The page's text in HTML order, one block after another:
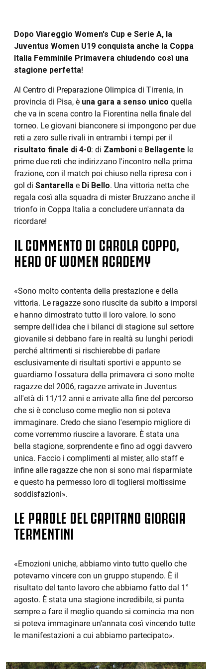
Dopo Viareggio Women's Cup e Serie A, la
Juventus Women U19 conquista anche la Coppa
Italia Femminile Primavera chiudendo così una
stagione perfetta!
Al Centro di Preparazione Olimpica di Tirrenia, in
provincia di Pisa, è una gara a senso unico quella
che va in scena contro la Fiorentina nella finale del
torneo. Le giovani bianconere si impongono per due
reti a zero sulle rivali in entrambi i tempi per il
risultato finale di 4-0: di Zamboni e Bellagente le
prime due reti che indirizzano l'incontro nella prima
frazione, con il match poi chiuso nella ripresa con i
gol di Santarella e Di Bello. Una vittoria netta che
regala così alla squadra di mister Bruzzano anche il
trionfo in Coppa Italia a concludere un'annata da
ricordare!
IL COMMENTO DI CAROLA COPPO,
HEAD OF WOMEN ACADEMY
«Sono molto contenta della prestazione e della
vittoria. Le ragazze sono riuscite da subito a imporsi
e hanno dimostrato tutto il loro valore. Io sono
sempre dell'idea che i bilanci di stagione sul settore
giovanile si debbano fare in realtà su lunghi periodi
perché altrimenti si rischierebbe di parlare
esclusivamente di risultati sportivi e appunto se
guardiamo l'ossatura della primavera ci sono molte
ragazze del 2006, ragazze arrivate in Juventus
all'età di 11/12 anni e arrivate alla fine del percorso
che si è concluso come meglio non si poteva
immaginare. Credo che siano l'esempio migliore di
come vorremmo riuscire a lavorare. È stata una
bella stagione, sorprendente e fino ad oggi davvero
unica. Faccio i complimenti al mister, allo staff e
infine alle ragazze che non si sono mai risparmiate
e questo ha permesso loro di togliersi moltissime
soddisfazioni».
LE PAROLE DEL CAPITANO GIORGIA
TERMENTINI
«Emozioni uniche, abbiamo vinto tutto quello che
potevamo vincere con un gruppo stupendo. È il
risultato del tanto lavoro che abbiamo fatto dal 1°
agosto. È stata una stagione incredibile, si punta
sempre a fare il meglio quando si comincia ma non
si poteva immaginare un'annata così vincendo tutte
le manifestazioni a cui abbiamo partecipato».